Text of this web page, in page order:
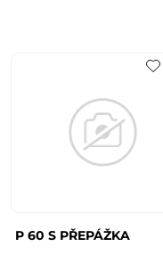
P 60 S PŘEPÁŽKA